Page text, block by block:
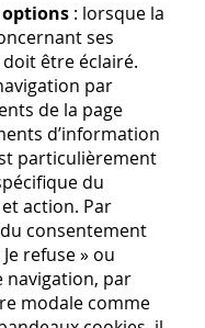
options : lorsque la
ses
être éclairé.
par
de la page
d’information
particulièrement
du
action. Par
consentement
refuse » ou
navigation, par
modale comme